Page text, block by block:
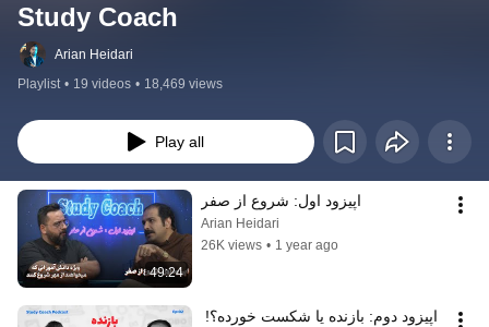
Study Coach
Arian Heidari
Playlist • 19 videos • 18,469 views
Play all
49:24
اپیزود اول: شروع از صفر
Arian Heidari
26K views • 1 year ago